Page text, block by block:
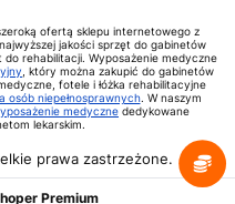
ofertą sklepu internetowego z
jakości sprzęt do gabinetów
rehabilitacji. Wyposażenie medyczne
, który można zakupić do gabinetów
fotele i łóżka rehabilitacyjne
osób niepełnosprawnych. W naszym
medyczne dedykowane
lekarskim.
prawa zastrzeżone.
Premium